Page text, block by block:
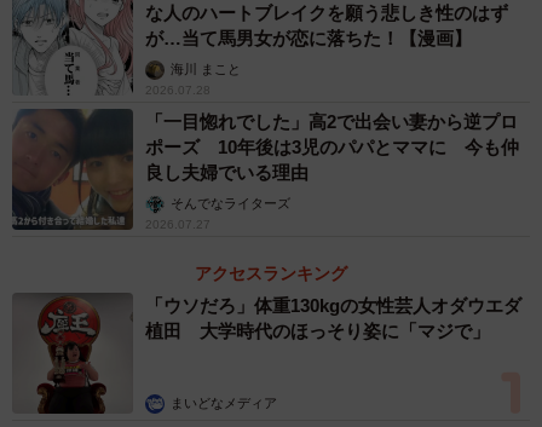
てしまうのではないか、という優しい気持ちがあるかもし
れません。
さらに、せっかく育ち始めた良い関係を、自身の病気とい
う「重い情報」で台無しにしたくない、という思いもある
でしょう。
「いつ」開示するのかというタイミングも、重要な点で
す。早すぎるカミングアウトは、相手が情報を消化しきれ
ずに”引いて”しまうかもしれない、という不安があります。
な人のハートブレイクを願う悲しき性のはず
が…当て馬男女が恋に落ちた！【漫画】
海川 まこと
2026.07.28
「一目惚れでした」高2で出会い妻から逆プロ
ポーズ 10年後は3児のパパとママに 今も仲
良し夫婦でいる理由
そんでなライターズ
2026.07.27
アクセスランキング
「ウソだろ」体重130kgの女性芸人オダウエダ
植田 大学時代のほっそり姿に「マジで」
まいどなメディア